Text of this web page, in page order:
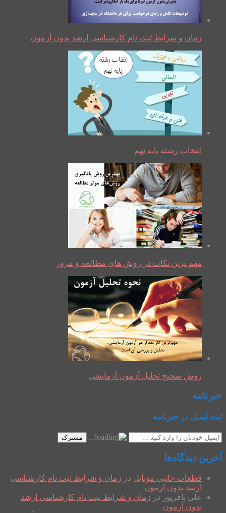
زمان و شرایط ثبت نام کارشناسی ارشد بدون آزمون
انتخاب رشته پایه نهم
مهم ترین نکات در روش های مطالعه و مرور
روش صحیح تحلیل آزمون آزمایشی
خبرنامه
ثبت ایمیل در خبرنامه
مشترک
آخرین دیدگاه‌ها
قطعات جانبی موبایل در زمان و شرایط ثبت نام کارشناسی
ارشد بدون آزمون
علی باقرپور در زمان و شرایط ثبت نام کارشناسی ارشد
بدون آزمون